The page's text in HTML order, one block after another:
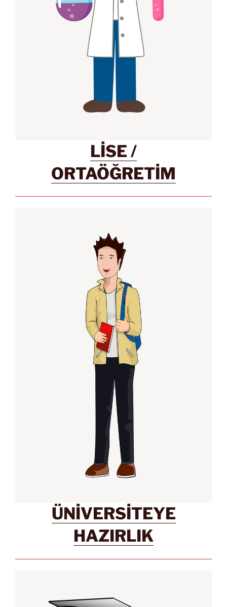
LİSE /
ORTAÖĞRETİM
ÜNİVERSİTEYE
HAZIRLIK